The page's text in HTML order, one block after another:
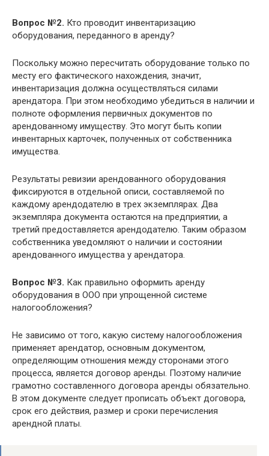
Вопрос №2. Кто проводит инвентаризацию
оборудования, переданного в аренду?
Поскольку можно пересчитать оборудование только по
месту его фактического нахождения, значит,
инвентаризация должна осуществляться силами
арендатора. При этом необходимо убедиться в наличии и
полноте оформления первичных документов по
арендованному имуществу. Это могут быть копии
инвентарных карточек, полученных от собственника
имущества.
Результаты ревизии арендованного оборудования
фиксируются в отдельной описи, составляемой по
каждому арендодателю в трех экземплярах. Два
экземпляра документа остаются на предприятии, а
третий предоставляется арендодателю. Таким образом
собственника уведомляют о наличии и состоянии
арендованного имущества у арендатора.
Вопрос №3. Как правильно оформить аренду
оборудования в ООО при упрощенной системе
налогообложения?
Не зависимо от того, какую систему налогообложения
применяет арендатор, основным документом,
определяющим отношения между сторонами этого
процесса, является договор аренды. Поэтому наличие
грамотно составленного договора аренды обязательно.
В этом документе следует прописать объект договора,
срок его действия, размер и сроки перечисления
арендной платы.